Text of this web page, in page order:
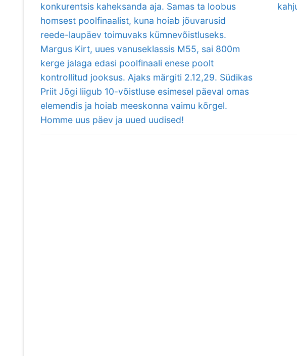
konkurentsis kaheksanda aja. Samas ta loobus
homsest poolfinaalist, kuna hoiab jõuvarusid
reede-laupäev toimuvaks kümnevõistluseks.
Margus Kirt, uues vanuseklassis M55, sai 800m
kerge jalaga edasi poolfinaali enese poolt
kontrollitud jooksus. Ajaks märgiti 2.12,29. Südikas
Priit Jõgi liigub 10-võistluse esimesel päeval omas
elemendis ja hoiab meeskonna vaimu kõrgel.
Homme uus päev ja uued uudised!